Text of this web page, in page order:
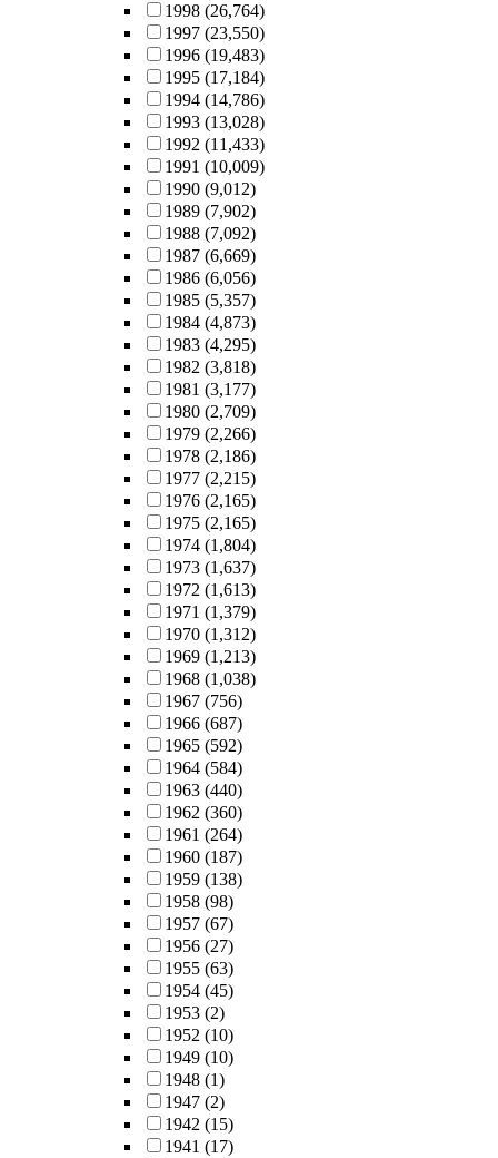
1998 (26,764)
1997 (23,550)
1996 (19,483)
1995 (17,184)
1994 (14,786)
1993 (13,028)
1992 (11,433)
1991 (10,009)
1990 (9,012)
1989 (7,902)
1988 (7,092)
1987 (6,669)
1986 (6,056)
1985 (5,357)
1984 (4,873)
1983 (4,295)
1982 (3,818)
1981 (3,177)
1980 (2,709)
1979 (2,266)
1978 (2,186)
1977 (2,215)
1976 (2,165)
1975 (2,165)
1974 (1,804)
1973 (1,637)
1972 (1,613)
1971 (1,379)
1970 (1,312)
1969 (1,213)
1968 (1,038)
1967 (756)
1966 (687)
1965 (592)
1964 (584)
1963 (440)
1962 (360)
1961 (264)
1960 (187)
1959 (138)
1958 (98)
1957 (67)
1956 (27)
1955 (63)
1954 (45)
1953 (2)
1952 (10)
1949 (10)
1948 (1)
1947 (2)
1942 (15)
1941 (17)